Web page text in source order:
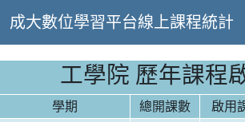
成大數位學習平台線上課程統計
工學院 歷年課程
學期 總開課數 啟用